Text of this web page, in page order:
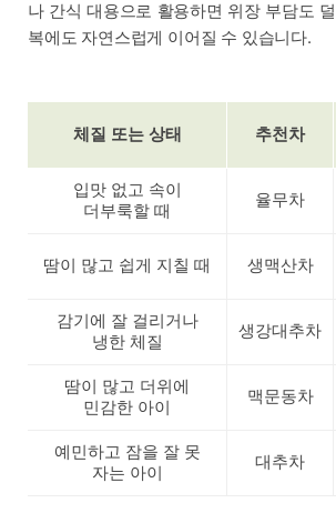
나 간식 대용으로 활용하면 위장 부담도
복에도 자연스럽게 이어질 수 있습니다.
체질 또는 상태 추천차
입맛 없고 속이
더부룩할 때
율무차
땀이 많고 쉽게 지칠 때 생맥산차
감기에 잘 걸리거나
냉한 체질
생강대추차
땀이 많고 더위에
민감한 아이
맥문동차
예민하고 잠을 잘 못
자는 아이
대추차